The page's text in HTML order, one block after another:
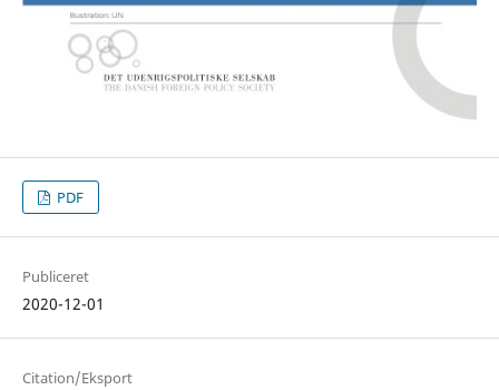
PDF
Publiceret
2020-12-01
Citation/Eksport